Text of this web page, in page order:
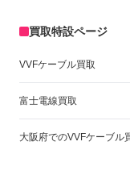
買取特設ページ
VVFケーブル買取
富士電線買取
大阪府でのVVFケーブル